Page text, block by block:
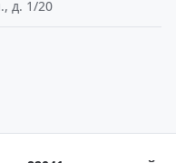
д. 1/20